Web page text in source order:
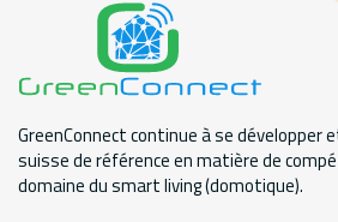
GreenConnect continue à se développer
suisse de référence en matière de
domaine du smart living (domotique).